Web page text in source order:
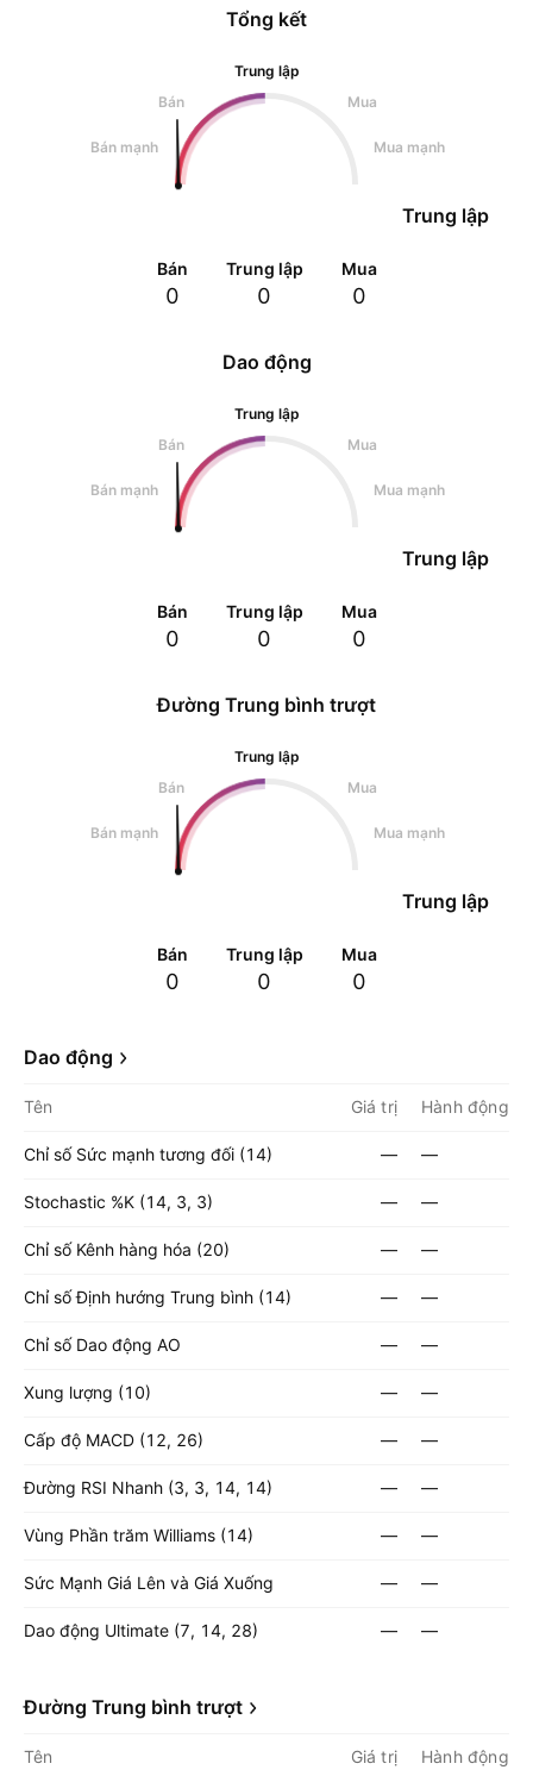
Dao động
Trung lập
Bán
Mua
Bán mạnh Mua mạnh
Trung lập
Bán
0
Trung lập
0
Mua
0
Tổng kết
Trung lập
Bán
Mua
Bán mạnh Mua mạnh
Trung lập
Bán
0
Trung lập
0
Mua
0
Đường Trung bình trượt
Trung lập
Bán
Mua
Bán mạnh Mua mạnh
Trung lập
Bán
0
Trung lập
0
Mua
0
Dao động
Tên Giá trị Hành động
Chỉ số Sức mạnh tương đối (14) — —
Stochastic %K (14, 3, 3) — —
Chỉ số Kênh hàng hóa (20) — —
Chỉ số Định hướng Trung bình (14) — —
Chỉ số Dao động AO — —
Xung lượng (10) — —
Cấp độ MACD (12, 26) — —
Đường RSI Nhanh (3, 3, 14, 14) — —
Vùng Phần trăm Williams (14) — —
Sức Mạnh Giá Lên và Giá Xuống — —
Dao động Ultimate (7, 14, 28) — —
Đường Trung bình trượt
Tên Giá trị Hành động